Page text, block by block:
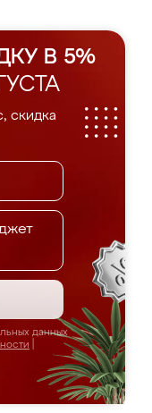
В 5%
скидка
данных